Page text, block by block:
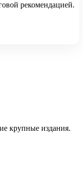
рекомендацией.
крупные издания.